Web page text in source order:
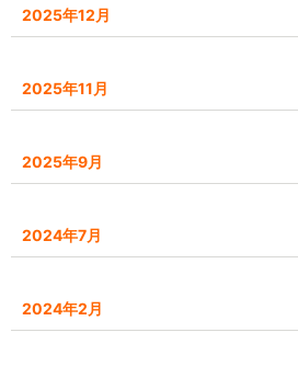
2025年12月
2025年11月
2025年9月
2024年7月
2024年2月